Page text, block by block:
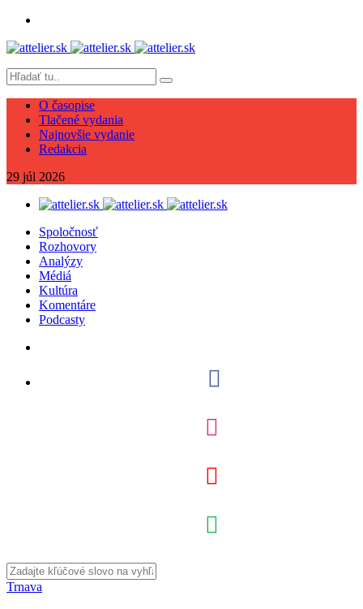
O časopise
Tlačené vydania
Najnovšie vydanie
Redakcia
29 júl 2026
Spoločnosť
Rozhovory
Analýzy
Médiá
Kultúra
Komentáre
Podcasty
Trnava